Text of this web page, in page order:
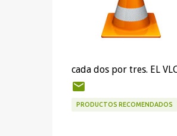
cada dos por tres. EL
PRODUCTOS RECOMENDADOS